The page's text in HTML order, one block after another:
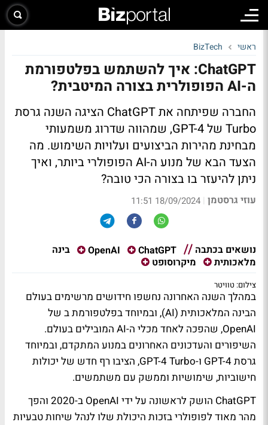
ראשי BizTech
ChatGPT: איך להשתמש בפלטפורמת
ה-AI הפופולרית בצורה המיטבית?
החברה שפיתחה את ChatGPT הציגה השנה גרסת
Turbo של GPT-4, שמהווה שדרוג משמעותי
מבחינת מהירות הביצועים ועלויות השימוש. מה
הצעד הבא של מנוע ה-AI הפופולרי ביותר, ואיך
ניתן להיעזר בו בצורה הכי טובה?
עוזי גרסטמן |
18/09/2024 11:51
נושאים בכתבה ChatGPT
OpenAI
בינה
מלאכותית
מיקרוסופט
צילום: טוויטר
במהלך השנה האחרונה נחשפו חידושים מרשימים בעולם
הבינה המלאכותית (AI), ובמיוחד בפלטפורמת ב של
OpenAI, שהפכה לאחד מכלי ה-AI המובילים בעולם.
השיפורים והעדכונים האחרונים במנוע המתקדם, ובמיוחד
גרסת GPT-4 ו-GPT-4 Turbo, הציבו רף חדש של יכולות
חישוביות, שימושיות וממשק עם משתמשים.
ChatGPT הושק לראשונה על ידי OpenAI ב-2020 והפך
מהר מאוד לפופולרי בזכות היכולת שלו לנהל שיחות טבעיות